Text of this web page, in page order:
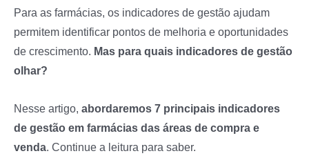
Para as farmácias, os indicadores de gestão ajudam
permitem identificar pontos de melhoria e oportunidades
de crescimento. Mas para quais indicadores de gestão
olhar?
Nesse artigo, abordaremos 7 principais indicadores
de gestão em farmácias das áreas de compra e
venda. Continue a leitura para saber.